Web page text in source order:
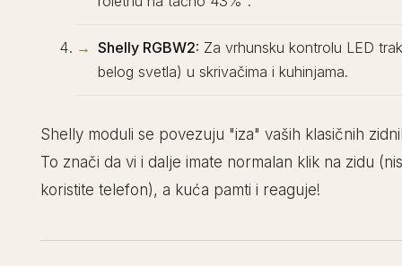
Shelly RGBW2: Za vrhunsku kontrolu LED
belog svetla) u skrivačima i kuhinjama.
Shelly moduli se povezuju "iza" vaših klasičnih
To znači da vi i dalje imate normalan klik na zidu
koristite telefon), a kuća pamti i reaguje!